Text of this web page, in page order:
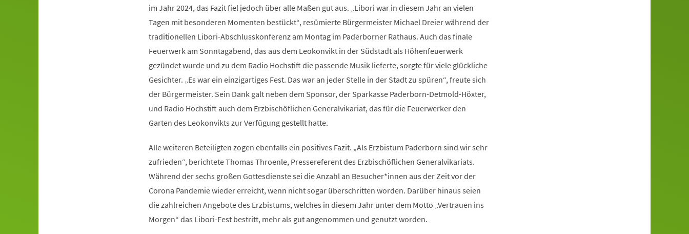
im Jahr 2024, das Fazit fiel jedoch über alle Maßen gut aus. „Libori war in diesem Jahr an vielen
Tagen mit besonderen Momenten bestückt“, resümierte Bürgermeister Michael Dreier während der
traditionellen Libori-Abschlusskonferenz am Montag im Paderborner Rathaus. Auch das finale
Feuerwerk am Sonntagabend, das aus dem Leokonvikt in der Südstadt als Höhenfeuerwerk
gezündet wurde und zu dem Radio Hochstift die passende Musik lieferte, sorgte für viele glückliche
Gesichter. „Es war ein einzigartiges Fest. Das war an jeder Stelle in der Stadt zu spüren“, freute sich
der Bürgermeister. Sein Dank galt neben dem Sponsor, der Sparkasse Paderborn-Detmold-Höxter,
und Radio Hochstift auch dem Erzbischöflichen Generalvikariat, das für die Feuerwerker den
Garten des Leokonvikts zur Verfügung gestellt hatte.
Alle weiteren Beteiligten zogen ebenfalls ein positives Fazit. „Als Erzbistum Paderborn sind wir sehr
zufrieden“, berichtete Thomas Throenle, Pressereferent des Erzbischöflichen Generalvikariats.
Während der sechs großen Gottesdienste sei die Anzahl an Besucher*innen aus der Zeit vor der
Corona Pandemie wieder erreicht, wenn nicht sogar überschritten worden. Darüber hinaus seien
die zahlreichen Angebote des Erzbistums, welches in diesem Jahr unter dem Motto „Vertrauen ins
Morgen“ das Libori-Fest bestritt, mehr als gut angenommen und genutzt worden.